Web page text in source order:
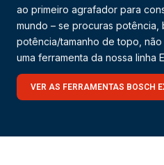
ao primeiro agrafador para
mundo – se procuras potência,
potência/tamanho de topo,
uma ferramenta da nossa linha
VER AS FERRAMENTAS BOSCH